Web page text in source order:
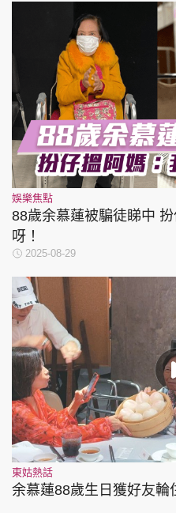
娛樂焦點
88歲余慕蓮被騙徒睇中 扮仔搵阿媽：我係你個仔
呀！
2025-08-29
東姑熱話
余慕蓮88歲生日獲好友輪